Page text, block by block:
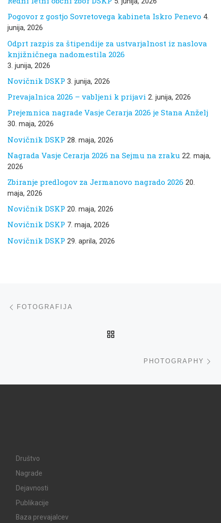
Pogovor z gostjo Sovretovega kabineta Iskro Penevo 4.
junija, 2026
Odprt razpis za štipendije za ustvarjalnost iz naslova
knjižničnega nadomestila 2026
3. junija, 2026
Novičnik DSKP 3. junija, 2026
Prevajalnica 2026 – vabljeni k prijavi 2. junija, 2026
Prejemnica nagrade Vasje Cerarja 2026 je Stana Anželj
30. maja, 2026
Novičnik DSKP 28. maja, 2026
Nagrada Vasje Cerarja 2026 na Sejmu na zraku 22. maja,
2026
Zbiranje predlogov za Jermanovo nagrado 2026 20.
maja, 2026
Novičnik DSKP 20. maja, 2026
Novičnik DSKP 7. maja, 2026
Novičnik DSKP 29. aprila, 2026
Navigacija med prispevki
FOTOGRAFIJA
PHOTOGRAPHY
Društvo
Nagrade
Dejavnosti
Publikacije
Baza prevajalcev